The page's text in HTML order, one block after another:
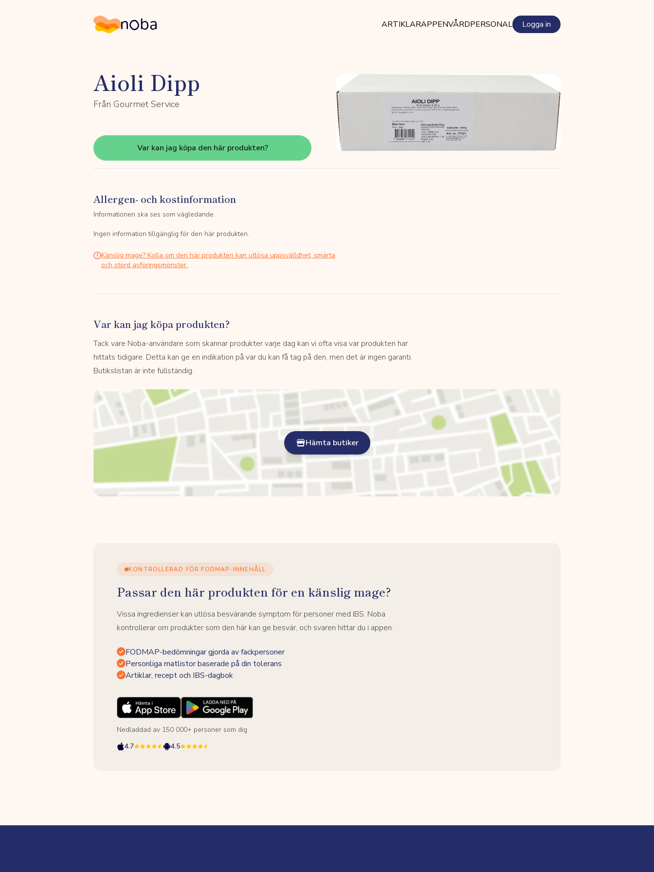
Noba ARTIKLARAPPENVÅRDPERSONAL Logga in
Aioli Dipp
Från Gourmet Service
Var kan jag köpa den här produkten?
Allergen- och kostinformation
Informationen ska ses som vägledande.
Ingen information tillgänglig för den här produkten.
Känslig mage? Kolla om den här produkten kan utlösa uppsvälldhet, smärta
och störd avföringsmönster.
Var kan jag köpa produkten?
Tack vare Noba-användare som skannar produkter varje dag kan vi ofta visa var produkten har
hittats tidigare. Detta kan ge en indikation på var du kan få tag på den, men det är ingen garanti.
Butikslistan är inte fullständig.
Hämta butiker
KONTROLLERAD FÖR FODMAP-INNEHÅLL
Passar den här produkten för en känslig mage?
Vissa ingredienser kan utlösa besvärande symptom för personer med IBS. Noba
kontrollerar om produkter som den här kan ge besvär, och svaren hittar du i appen.
FODMAP-bedömningar gjorda av fackpersoner
Personliga matlistor baserade på din tolerans
Artiklar, recept och IBS-dagbok
Nedladdad av 150 000+ personer som dig
4.7
4.5